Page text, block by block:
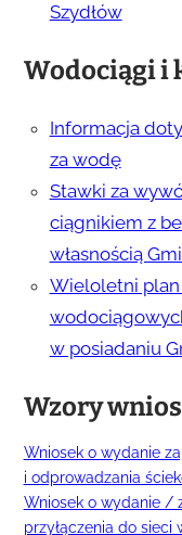
Szydłów
Wodociągi i
Informacja
za wodę
Stawki za
ciągnikiem z
własnością
Wieloletni plan
w posiadaniu
Wzory
Wniosek o wydanie
i odprowadzania
Wniosek o wydanie /
przyłączenia do